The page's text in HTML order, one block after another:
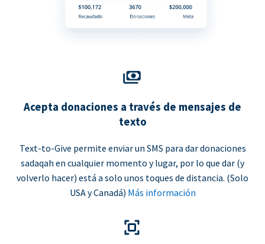
Acepta donaciones a través de mensajes de
texto
Text-to-Give permite enviar un SMS para dar donaciones
sadaqah en cualquier momento y lugar, por lo que dar (y
volverlo hacer) está a solo unos toques de distancia. (Solo
USA y Canadá) Más información